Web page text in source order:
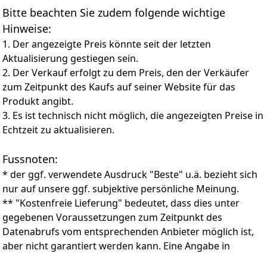
fördert.
⚡Ist ein Netzteil im Lieferumfang enthalten? Gemäß
der Richtlinie (EU) 2022/2380 sowie den
entsprechenden nationalen
Umsetzungsbestimmungen zur Reduzierung von
Elektronikabfällen und zur Standardisierung von
Ladelösungen ist bei diesem Produkt kein Netzteil im
Lieferumfang enthalten. Dies trägt zur Reduzierung
der Umweltbelastung bei. Das Gerät kann mit USB‑C
Power Delivery Netzteilen verwendet werden, die
eventuell bereits vorhanden sind; alternativ kann ein
Leistung zu erzielen.
Bitte beachten Sie zudem folgende wichtige
Hinweise:
1. Der angezeigte Preis könnte seit der letzten
Aktualisierung gestiegen sein.
2. Der Verkauf erfolgt zu dem Preis, den der Verkäufer
zum Zeitpunkt des Kaufs auf seiner Website für das
Produkt angibt.
3. Es ist technisch nicht möglich, die angezeigten Preise in
Echtzeit zu aktualisieren.
Fussnoten:
* der ggf. verwendete Ausdruck "Beste" u.ä. bezieht sich
nur auf unsere ggf. subjektive persönliche Meinung.
** "Kostenfreie Lieferung" bedeutet, dass dies unter
gegebenen Voraussetzungen zum Zeitpunkt des
Datenabrufs vom entsprechenden Anbieter möglich ist,
aber nicht garantiert werden kann. Eine Angabe in